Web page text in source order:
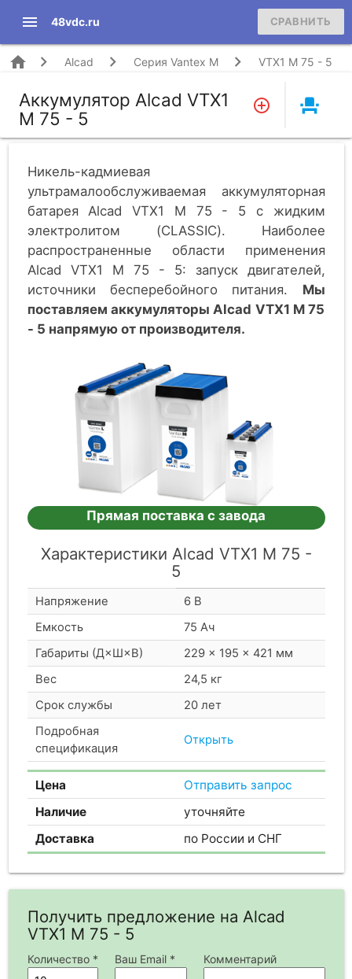
menu 48vdc.ru СРАВНИТЬ
home Alcad Серия Vantex M VTX1 M 75 - 5
Аккумулятор Alcad VTX1
M 75 - 5
event_seat
Никель-кадмиевая
ультрамалообслуживаемая аккумуляторная
батарея Alcad VTX1 M 75 - 5 c жидким
электролитом (CLASSIC). Наиболее
распространенные области применения
Alcad VTX1 M 75 - 5: запуск двигателей,
источники бесперебойного питания.
Мы
поставляем аккумуляторы Alcad VTX1 M 75
- 5 напрямую от производителя.
Прямая поставка с завода
Характеристики Alcad VTX1 M 75 -
5
Напряжение
6 В
Емкость
75 Ач
Габариты (Д×Ш×В)
229 × 195 × 421 мм
Вес
24,5 кг
Срок службы
20 лет
Подробная
спецификация
Открыть
Цена
Отправить запрос
Наличие
уточняйте
Доставка
по России и СНГ
Получить предложение на Alcad
VTX1 M 75 - 5
Количество * Ваш Email * Комментарий